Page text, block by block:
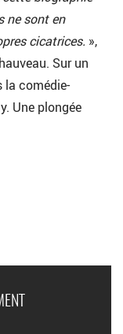
ne sont en
cicatrices. »,
Sur un
la comédie-
Une plongée